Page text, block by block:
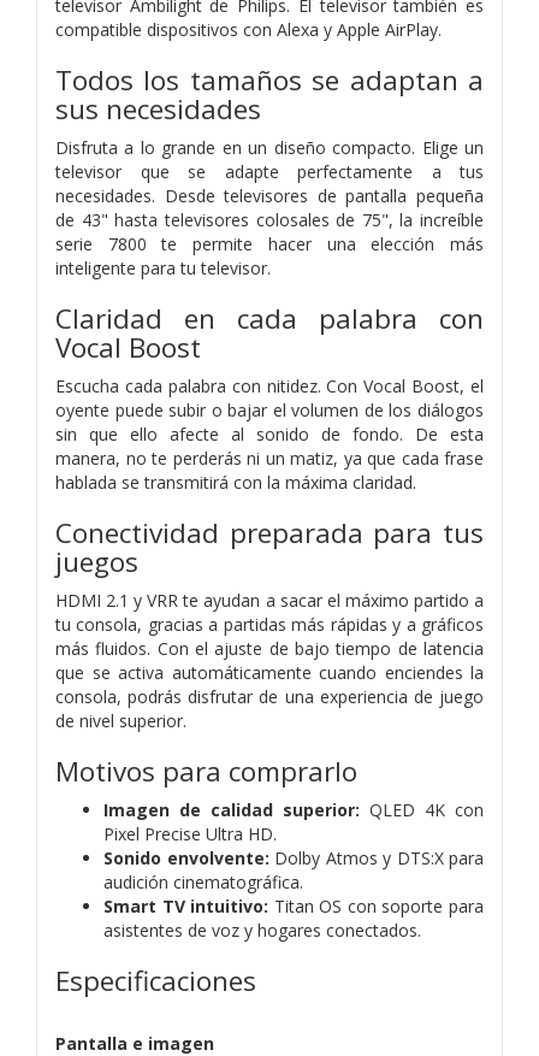
televisor Ambilight de Philips. El televisor también es
compatible dispositivos con Alexa y Apple AirPlay.
Todos los tamaños se adaptan a
sus necesidades
Disfruta a lo grande en un diseño compacto. Elige un
televisor que se adapte perfectamente a tus
necesidades. Desde televisores de pantalla pequeña
de 43" hasta televisores colosales de 75", la increíble
serie 7800 te permite hacer una elección más
inteligente para tu televisor.
Claridad en cada palabra con
Vocal Boost
Escucha cada palabra con nitidez. Con Vocal Boost, el
oyente puede subir o bajar el volumen de los diálogos
sin que ello afecte al sonido de fondo. De esta
manera, no te perderás ni un matiz, ya que cada frase
hablada se transmitirá con la máxima claridad.
Conectividad preparada para tus
juegos
HDMI 2.1 y VRR te ayudan a sacar el máximo partido a
tu consola, gracias a partidas más rápidas y a gráficos
más fluidos. Con el ajuste de bajo tiempo de latencia
que se activa automáticamente cuando enciendes la
consola, podrás disfrutar de una experiencia de juego
de nivel superior.
Motivos para comprarlo
Imagen de calidad superior: QLED 4K con
Pixel Precise Ultra HD.
Sonido envolvente: Dolby Atmos y DTS:X para
audición cinematográfica.
Smart TV intuitivo: Titan OS con soporte para
asistentes de voz y hogares conectados.
Especificaciones
Pantalla e imagen